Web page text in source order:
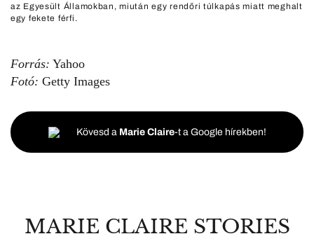
az Egyesült Államokban, miután egy rendőri túlkapás miatt meghalt
egy fekete férfi.
Forrás: Yahoo
Fotó: Getty Images
Kövesd a Marie Claire-t a Google hírekben!
MARIE CLAIRE STORIES